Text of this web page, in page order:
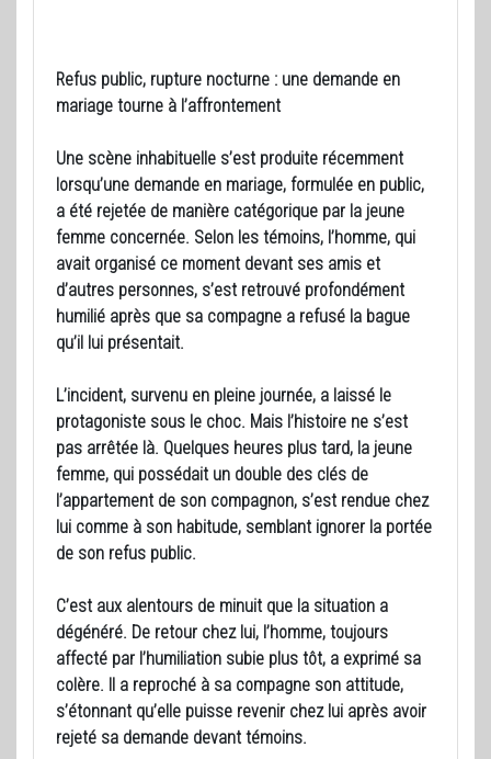
Refus public, rupture nocturne : une demande en
mariage tourne à l’affrontement
Une scène inhabituelle s’est produite récemment
lorsqu’une demande en mariage, formulée en public,
a été rejetée de manière catégorique par la jeune
femme concernée. Selon les témoins, l’homme, qui
avait organisé ce moment devant ses amis et
d’autres personnes, s’est retrouvé profondément
humilié après que sa compagne a refusé la bague
qu’il lui présentait.
L’incident, survenu en pleine journée, a laissé le
protagoniste sous le choc. Mais l’histoire ne s’est
pas arrêtée là. Quelques heures plus tard, la jeune
femme, qui possédait un double des clés de
l’appartement de son compagnon, s’est rendue chez
lui comme à son habitude, semblant ignorer la portée
de son refus public.
C’est aux alentours de minuit que la situation a
dégénéré. De retour chez lui, l’homme, toujours
affecté par l’humiliation subie plus tôt, a exprimé sa
colère. Il a reproché à sa compagne son attitude,
s’étonnant qu’elle puisse revenir chez lui après avoir
rejeté sa demande devant témoins.